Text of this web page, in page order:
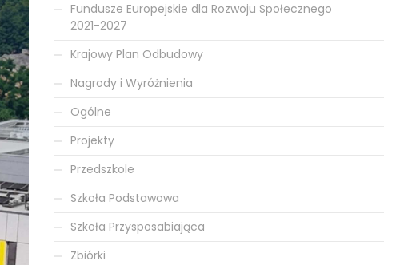
Fundusze Europejskie dla Rozwoju Społecznego
2021-2027
Krajowy Plan Odbudowy
Nagrody i Wyróżnienia
Ogólne
Projekty
Przedszkole
Szkoła Podstawowa
Szkoła Przysposabiająca
Zbiórki